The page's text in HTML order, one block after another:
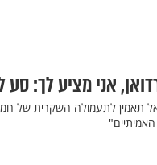
אני מציע לך:
תאמין לתעמולה השקרית של